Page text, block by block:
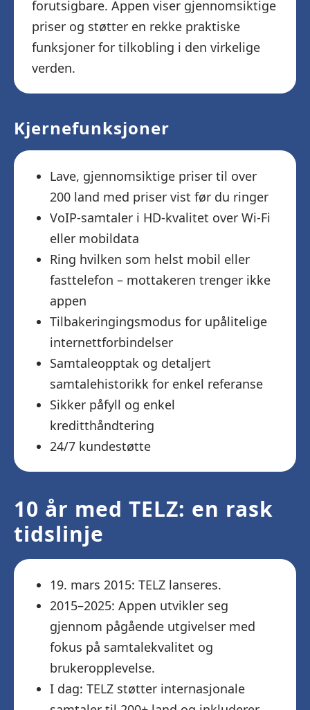
forutsigbare. Appen viser gjennomsiktige
priser og støtter en rekke praktiske
funksjoner for tilkobling i den virkelige
verden.
Kjernefunksjoner
Lave, gjennomsiktige priser til over
200 land med priser vist før du ringer
VoIP-samtaler i HD-kvalitet over Wi-Fi
eller mobildata
Ring hvilken som helst mobil eller
fasttelefon – mottakeren trenger ikke
appen
Tilbakeringingsmodus for upålitelige
internettforbindelser
Samtaleopptak og detaljert
samtalehistorikk for enkel referanse
Sikker påfyll og enkel
kreditthåndtering
24/7 kundestøtte
10 år med TELZ: en rask
tidslinje
19. mars 2015: TELZ lanseres.
2015–2025: Appen utvikler seg
gjennom pågående utgivelser med
fokus på samtalekvalitet og
brukeropplevelse.
I dag: TELZ støtter internasjonale